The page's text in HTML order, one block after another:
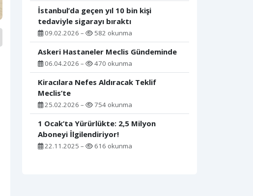
İstanbul’da geçen yıl 10 bin kişi
tedaviyle sigarayı bıraktı
09.02.2026 – 582 okunma
Askeri Hastaneler Meclis Gündeminde
06.04.2026 – 470 okunma
Kiracılara Nefes Aldıracak Teklif
Meclis’te
25.02.2026 – 754 okunma
1 Ocak’ta Yürürlükte: 2,5 Milyon
Aboneyi İlgilendiriyor!
22.11.2025 – 616 okunma